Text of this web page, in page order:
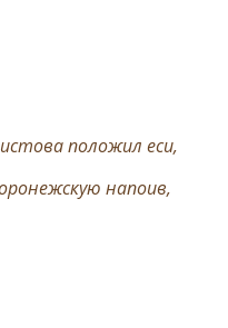
положил еси,
напоив,